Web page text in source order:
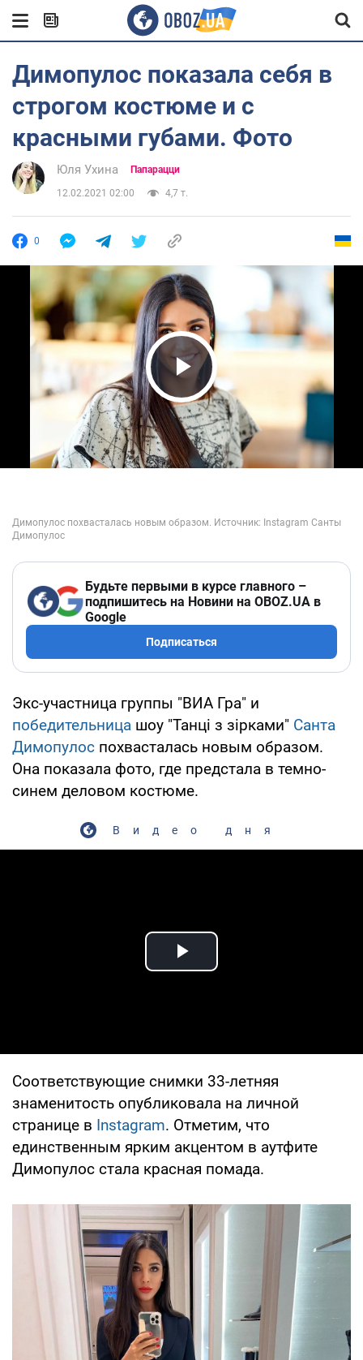
Димопулос показала себя в
строгом костюме и с
красными губами. Фото
Юля Ухина Папарацци
12.02.2021 02:00 4,7 т.
0
Play Video
Будьте первыми в курсе главного –
подпишитесь на Новини на OBOZ.UA в
Google
Подписаться
Экс-участница группы "ВИА Гра" и
победительница шоу "Танці з зірками" Санта
Димопулос похвасталась новым образом.
Она показала фото, где предстала в темно-
синем деловом костюме.
Видео дня
Play Video
Соответствующие снимки 33-летняя
знаменитость опубликовала на личной
странице в Instagram. Отметим, что
единственным ярким акцентом в аутфите
Димопулос стала красная помада.